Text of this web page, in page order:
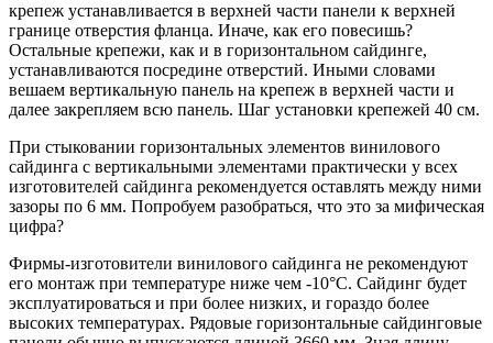
крепеж устанавливается в верхней части панели к верхней
границе отверстия фланца. Иначе, как его повесишь?
Остальные крепежи, как и в горизонтальном сайдинге,
устанавливаются посредине отверстий. Иными словами
вешаем вертикальную панель на крепеж в верхней части и
далее закрепляем всю панель. Шаг установки крепежей 40 см.
При стыковании горизонтальных элементов винилового
сайдинга с вертикальными элементами практически у всех
изготовителей сайдинга рекомендуется оставлять между ними
зазоры по 6 мм. Попробуем разобраться, что это за мифическая
цифра?
Фирмы-изготовители винилового сайдинга не рекомендуют
его монтаж при температуре ниже чем -10°С. Сайдинг будет
эксплуатироваться и при более низких, и гораздо более
высоких температурах. Рядовые горизонтальные сайдинговые